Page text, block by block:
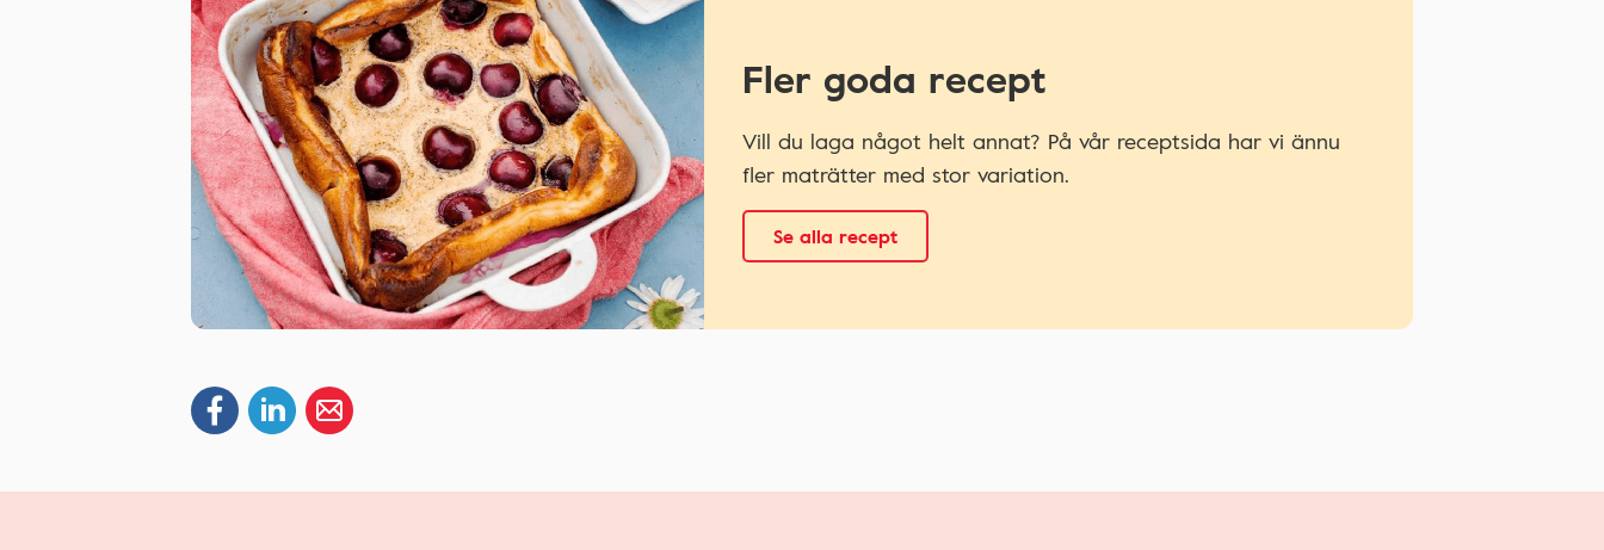
Fler goda recept
Vill du laga något helt annat? På vår receptsida har vi ännu
fler maträtter med stor variation.
Se alla recept